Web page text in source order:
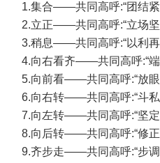
1.集合——共同高呼:“团结紧
2.立正——共同高呼:“立场坚
3.稍息——共同高呼:“以利再
4.向右看齐——共同高呼:“端
5.向前看——共同高呼:“放眼
6.向右转——共同高呼:“斗私
7.向左转——共同高呼:“坚定
8.向后转——共同高呼:“修正
9.齐步走——共同高呼:“步调